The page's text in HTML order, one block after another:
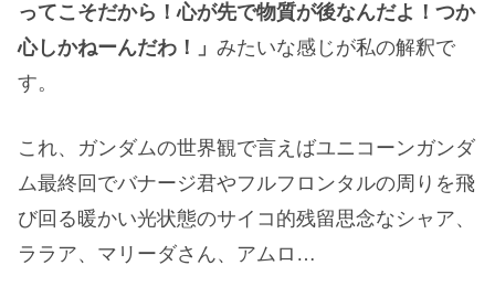
ってこそだから！心が先で物質が後なんだよ！つか
心しかねーんだわ！」 みたいな感じが私の解釈で
す。
これ、ガンダムの世界観で言えばユニコーンガンダ
ム最終回でバナージ君やフルフロンタルの周りを飛
び回る暖かい光状態のサイコ的残留思念なシャア、
ララア、マリーダさん、アムロ…